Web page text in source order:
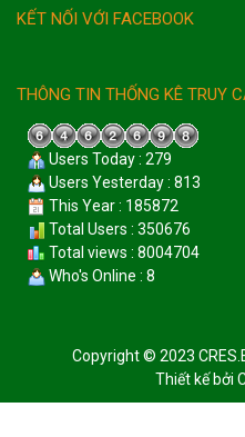
KẾT NỐI VỚI FACEBOOK
THÔNG TIN THỐNG KÊ TRUY
Users Today : 279
Users Yesterday : 813
This Year : 185872
Total Users : 350676
Total views : 8004704
Who's Online : 8
Copyright © 2023
Thiết kế bởi